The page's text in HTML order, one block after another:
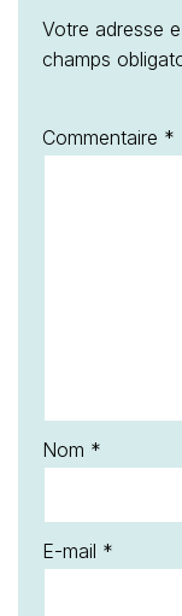
Votre adresse
champs
Commentaire *
Nom *
E-mail *